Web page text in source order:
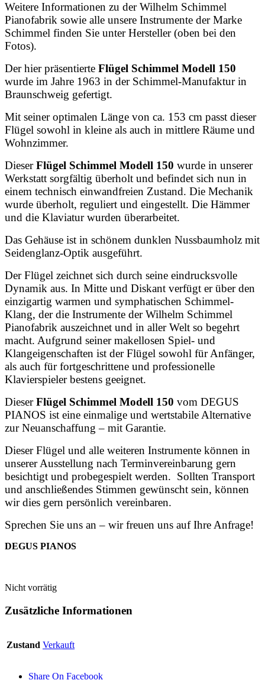
Weitere Informationen zu der Wilhelm Schimmel
Pianofabrik sowie alle unsere Instrumente der Marke
Schimmel finden Sie unter Hersteller (oben bei den
Fotos).
Der hier präsentierte Flügel Schimmel Modell 150
wurde im Jahre 1963 in der Schimmel-Manufaktur in
Braunschweig gefertigt.
Mit seiner optimalen Länge von ca. 153 cm passt dieser
Flügel sowohl in kleine als auch in mittlere Räume und
Wohnzimmer.
DieserFlügel Schimmel Modell 150 wurde in unserer
Werkstatt sorgfältig überholt und befindet sich nun in
einem technisch einwandfreien Zustand. Die Mechanik
wurde überholt, reguliert und eingestellt. Die Hämmer
und die Klaviatur wurden überarbeitet.
Das Gehäuse ist in schönem dunklen Nussbaumholz mit
Seidenglanz-Optik ausgeführt.
Der Flügel zeichnet sich durch seine eindrucksvolle
Dynamik aus. In Mitte und Diskant verfügt er über den
einzigartig warmen und symphatischen Schimmel-
Klang, der die Instrumente der Wilhelm Schimmel
Pianofabrik auszeichnet und in aller Welt so begehrt
macht. Aufgrund seiner makellosen Spiel- und
Klangeigenschaften ist der Flügel sowohl für Anfänger,
als auch für fortgeschrittene und professionelle
Klavierspieler bestens geeignet.
DieserFlügel Schimmel Modell 150 vom DEGUS
PIANOS ist eine einmalige und wertstabile Alternative
zur Neuanschaffung – mit Garantie.
Dieser Flügel und alle weiteren Instrumente können in
unserer Ausstellung nach Terminvereinbarung gern
besichtigt und probegespielt werden. Sollten Transport
und anschließendes Stimmen gewünscht sein, können
wir dies gern persönlich vereinbaren.
Sprechen Sie uns an – wir freuen uns auf Ihre Anfrage!
DEGUS PIANOS
Nicht vorrätig
Zusätzliche Informationen
Zustand Verkauft
Share On Facebook